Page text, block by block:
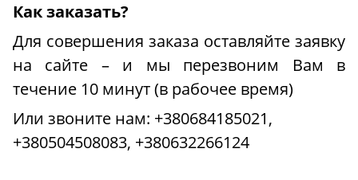
Как заказать?
Для совершения заказа оставляйте заявку
на сайте – и мы перезвоним Вам в
течение 10 минут (в рабочее время)
Или звоните нам: +380684185021,
+380504508083, +380632266124